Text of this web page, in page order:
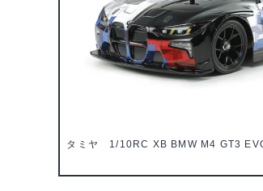
タミヤ 1/10RC XB BMW M4 GT3